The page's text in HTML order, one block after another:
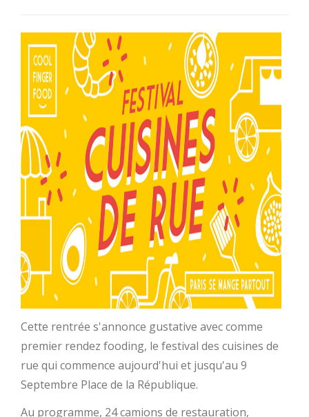
Cette rentrée s'annonce gustative avec comme
premier rendez fooding, le festival des cuisines de
rue qui commence aujourd'hui et jusqu'au 9
Septembre Place de la République.
Au programme, 24 camions de restauration,